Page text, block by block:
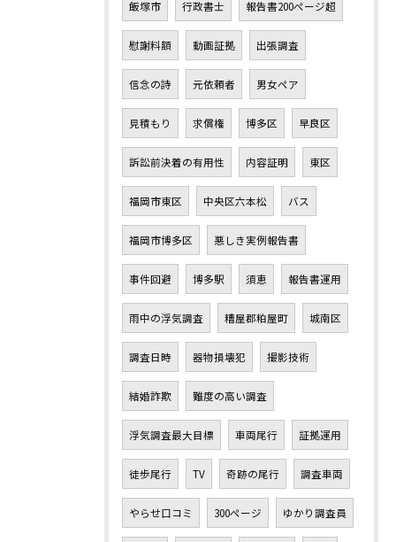
飯塚市 行政書士 報告書200ページ超
慰謝料額 動画証拠 出張調査
信念の詩 元依頼者 男女ペア
見積もり 求償権 博多区 早良区
訴訟前決着の有用性 内容証明 東区
福岡市東区 中央区六本松 バス
福岡市博多区 悪しき実例報告書
事件回避 博多駅 須恵 報告書運用
雨中の浮気調査 糟屋郡粕屋町 城南区
調査日時 器物損壊犯 撮影技術
結婚詐欺 難度の高い調査
浮気調査最大目標 車両尾行 証拠運用
徒歩尾行 TV 奇跡の尾行 調査車両
やらせ口コミ 300ページ ゆかり調査員